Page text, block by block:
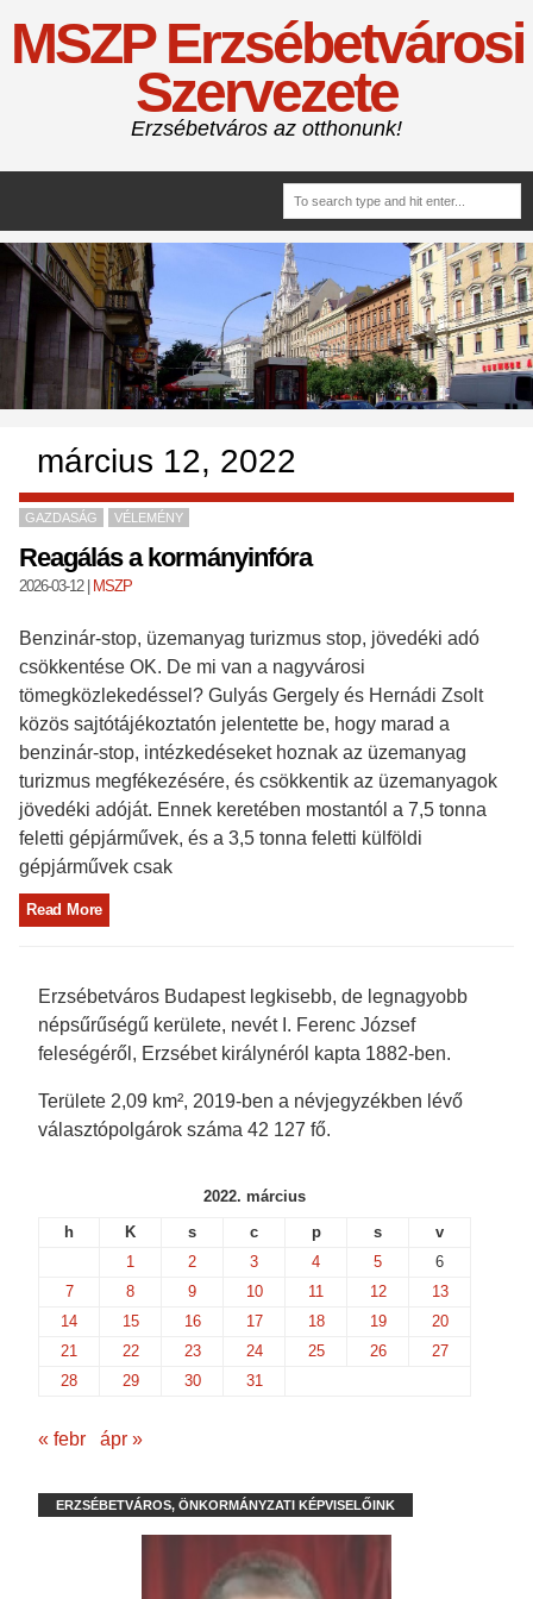
MSZP Erzsébetvárosi
Szervezete
Erzsébetváros az otthonunk!
március 12, 2022
GAZDASÁG VÉLEMÉNY
Reagálás a kormányinfóra
2026-03-12| MSZP
Benzinár-stop, üzemanyag turizmus stop, jövedéki adó
csökkentése OK. De mi van a nagyvárosi
tömegközlekedéssel? Gulyás Gergely és Hernádi Zsolt
közös sajtótájékoztatón jelentette be, hogy marad a
benzinár-stop, intézkedéseket hoznak az üzemanyag
turizmus megfékezésére, és csökkentik az üzemanyagok
jövedéki adóját. Ennek keretében mostantól a 7,5 tonna
feletti gépjárművek, és a 3,5 tonna feletti külföldi
gépjárművek csak
Read More
Erzsébetváros Budapest legkisebb, de legnagyobb
népsűrűségű kerülete, nevét I. Ferenc József
feleségéről, Erzsébet királynéról kapta 1882-ben.
Területe 2,09 km², 2019-ben a névjegyzékben lévő
választópolgárok száma 42 127 fő.
2022. március
h
K s c p s
v
1
2 3 4 5
6
7
8 9 10 11 12
13
14
15 16 17 18 19
20
21
22 23 24 25 26
27
28
29 30 31
« febr ápr »
ERZSÉBETVÁROS, ÖNKORMÁNYZATI KÉPVISELŐINK